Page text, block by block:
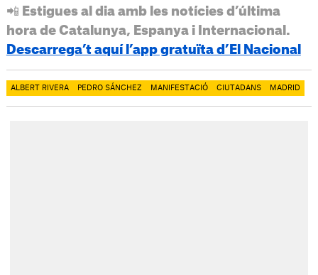
📲 Estigues al dia amb les notícies d’última
hora de Catalunya, Espanya i Internacional.
Descarrega’t aquí l’app gratuïta d’El Nacional
ALBERT RIVERA PEDRO SÁNCHEZ MANIFESTACIÓ CIUTADANS MADRID